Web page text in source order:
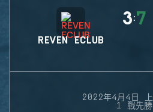
REVEN ECLUB
3:7
2022年4月4日
1 戰先勝